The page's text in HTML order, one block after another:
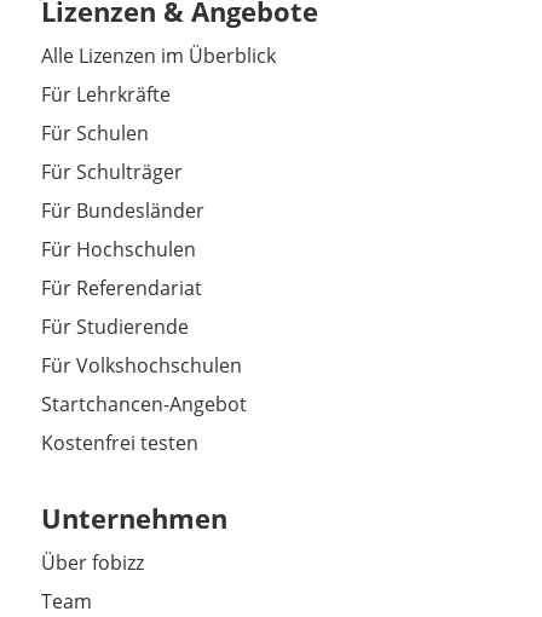
Lizenzen & Angebote
Alle Lizenzen im Überblick
Für Lehrkräfte
Für Schulen
Für Schulträger
Für Bundesländer
Für Hochschulen
Für Referendariat
Für Studierende
Für Volkshochschulen
Startchancen-Angebot
Kostenfrei testen
Unternehmen
Über fobizz
Team